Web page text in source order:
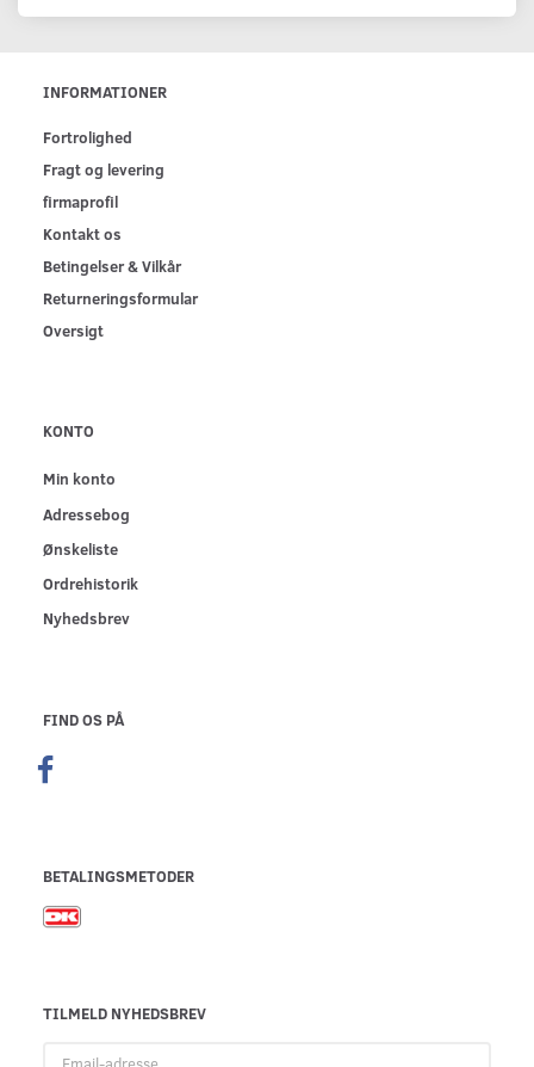
INFORMATIONER
Fortrolighed
Fragt og levering
firmaprofil
Kontakt os
Betingelser & Vilkår
Returneringsformular
Oversigt
KONTO
Min konto
Adressebog
Ønskeliste
Ordrehistorik
Nyhedsbrev
FIND OS PÅ
BETALINGSMETODER
TILMELD NYHEDSBREV